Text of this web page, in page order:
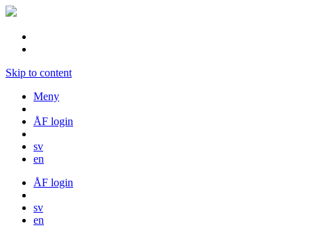
Skip to content
Meny
ÅF login
sv
en
ÅF login
sv
en